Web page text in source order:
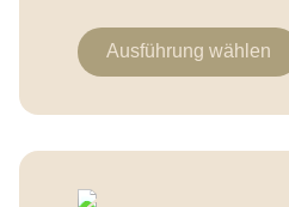
Ausführung wählen